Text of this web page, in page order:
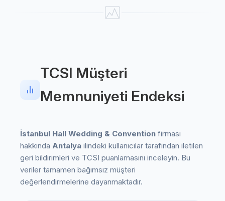
TCSI Müşteri
Memnuniyeti Endeksi
İstanbul Hall Wedding & Convention firması
hakkında Antalya ilindeki kullanıcılar tarafından iletilen
geri bildirimleri ve TCSI puanlamasını inceleyin. Bu
veriler tamamen bağımsız müşteri
değerlendirmelerine dayanmaktadır.